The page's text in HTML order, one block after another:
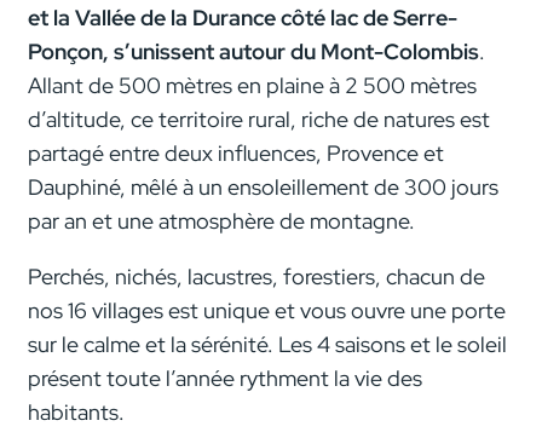
et la Vallée de la Durance côté lac de Serre-
Ponçon, s’unissent autour du Mont-Colombis.
Allant de 500 mètres en plaine à 2 500 mètres
d’altitude, ce territoire rural, riche de natures est
partagé entre deux influences, Provence et
Dauphiné, mêlé à un ensoleillement de 300 jours
par an et une atmosphère de montagne.
Perchés, nichés, lacustres, forestiers, chacun de
nos 16 villages est unique et vous ouvre une porte
sur le calme et la sérénité. Les 4 saisons et le soleil
présent toute l’année rythment la vie des
habitants.